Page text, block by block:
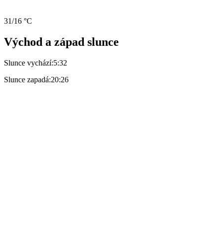
31/16 °C
Východ a západ slunce
Slunce vychází:5:32
Slunce zapadá:20:26